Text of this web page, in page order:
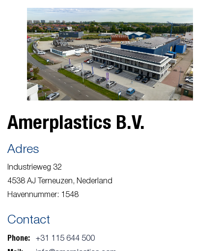
Amerplastics B.V.
Adres
Industrieweg 32
4538 AJ Terneuzen, Nederland
Havennummer: 1548
Contact
Phone: +31 115 644 500